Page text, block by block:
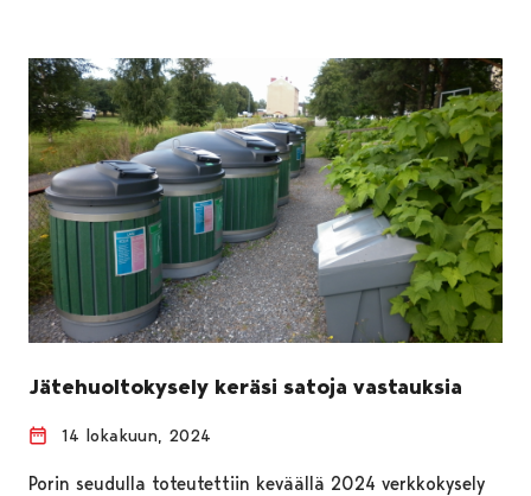
Jätehuoltokysely keräsi satoja vastauksia
14 lokakuun, 2024
Porin seudulla toteutettiin keväällä 2024 verkkokysely